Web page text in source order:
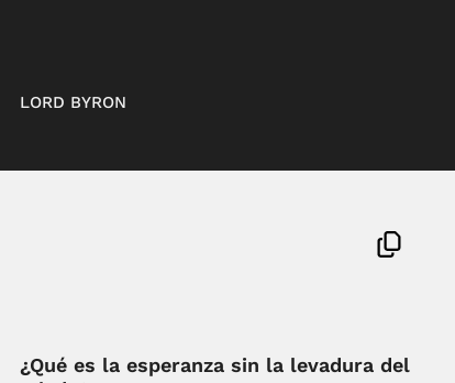
LORD BYRON
¿Qué es la esperanza sin la levadura del